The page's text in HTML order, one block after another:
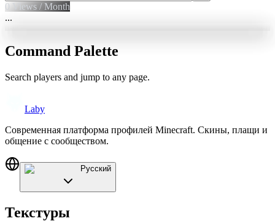
0 Views / Month
...
Command Palette
Search players and jump to any page.
Laby
Современная платформа профилей Minecraft. Скины, плащи и
общение с сообществом.
Русский
Текстуры